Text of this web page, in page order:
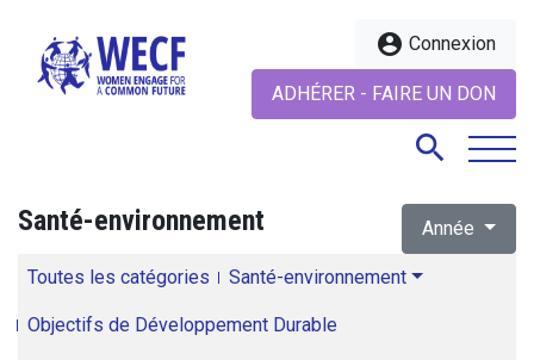
account_circle Connexion
ADHÉRER - FAIRE UN DON
search
Santé-environnement Année
Toutes les catégories Santé-environnement
Objectifs de Développement Durable